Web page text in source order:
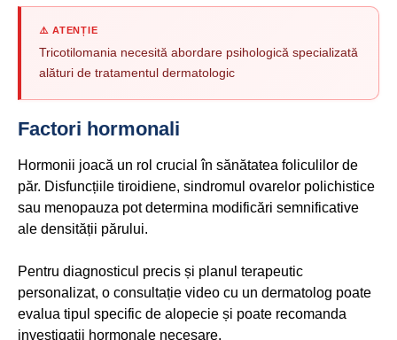
⚠️ ATENȚIE
Tricotilomania necesită abordare psihologică specializată
alături de tratamentul dermatologic
Factori hormonali
Hormonii joacă un rol crucial în sănătatea foliculilor de
păr. Disfuncțiile tiroidiene, sindromul ovarelor polichistice
sau menopauza pot determina modificări semnificative
ale densității părului.
Pentru diagnosticul precis și planul terapeutic
personalizat, o consultație video cu un dermatolog poate
evalua tipul specific de alopecie și poate recomanda
investigații hormonale necesare.